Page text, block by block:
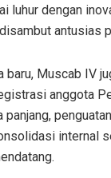
luhur dengan
antusias
baru, Muscab IV
anggota
panjang,
internal